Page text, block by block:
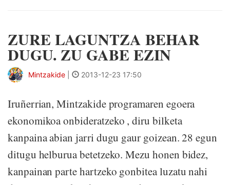
ZURE LAGUNTZA BEHAR
DUGU. ZU GABE EZIN
Mintzakide 2013-12-23 17:50
Iruñerrian, Mintzakide programaren egoera
ekonomikoa onbideratzeko , diru bilketa
kanpaina abian jarri dugu gaur goizean. 28 egun
ditugu helburua betetzeko. Mezu honen bidez,
kanpainan parte hartzeko gonbitea luzatu nahi